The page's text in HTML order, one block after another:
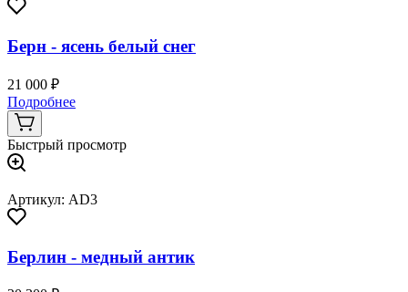
Берн - ясень белый снег
21 000 ₽
Подробнее
Быстрый просмотр
Артикул: AD3
Берлин - медный антик